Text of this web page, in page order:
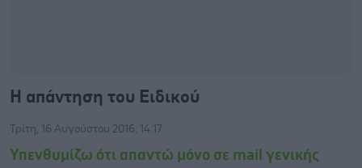
Η απάντηση του Ειδικού
Τρίτη, 16 Αυγούστου 2016, 14:17
Υπενθυμίζω ότι απαντώ μόνο σε mail γενικής